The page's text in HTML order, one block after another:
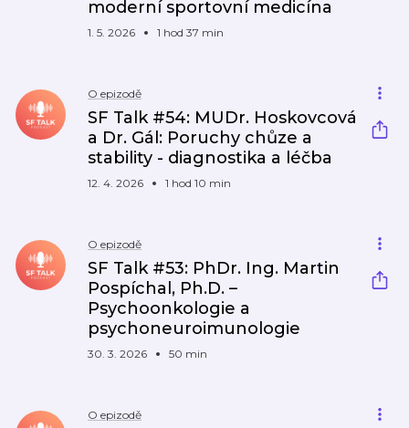
moderní sportovní medicína
1. 5. 2026 1 hod 37 min
O epizodě
SF Talk #54: MUDr. Hoskovcová
a Dr. Gál: Poruchy chůze a
stability - diagnostika a léčba
12. 4. 2026 1 hod 10 min
O epizodě
SF Talk #53: PhDr. Ing. Martin
Pospíchal, Ph.D. –
Psychoonkologie a
psychoneuroimunologie
30. 3. 2026 50 min
O epizodě